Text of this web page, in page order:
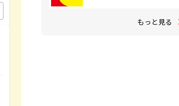
もっと見る